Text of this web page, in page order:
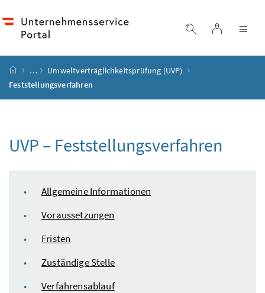
SucheLogin
Startseite
…
Umweltverträglichkeitsprüfung (UVP)
Feststellungsverfahren
UVP – Feststellungsverfahren
Inhaltsverzeichnis
Allgemeine Informationen
Voraussetzungen
Fristen
Zuständige Stelle
Verfahrensablauf